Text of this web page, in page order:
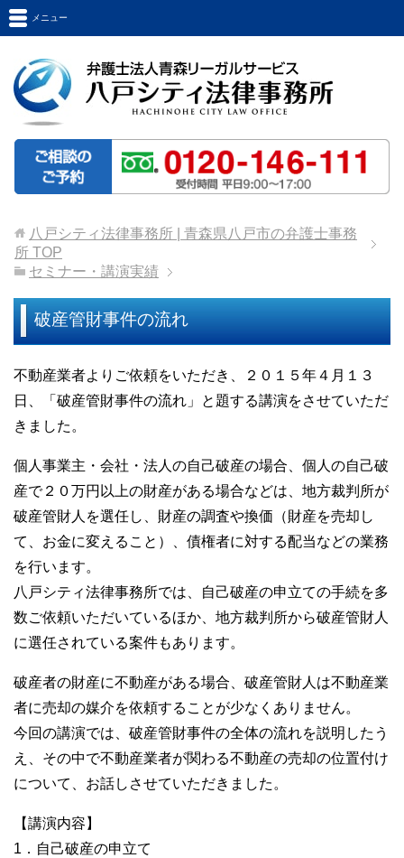
メニュー
八戸シティ法律事務所 | 青森県八戸市の弁護士事務
所 TOP
セミナー・講演実績
破産管財事件の流れ
不動産業者よりご依頼をいただき、２０１５年４月１３
日、「破産管財事件の流れ」と題する講演をさせていただ
きました。
個人事業主・会社・法人の自己破産の場合、個人の自己破
産で２０万円以上の財産がある場合などは、地方裁判所が
破産管財人を選任し、財産の調査や換価（財産を売却し
て、お金に変えること）、債権者に対する配当などの業務
を行います。
八戸シティ法律事務所では、自己破産の申立ての手続を多
数ご依頼いただいているほか、地方裁判所から破産管財人
に選任されている案件もあります。
破産者の財産に不動産がある場合、破産管財人は不動産業
者に売却の媒介を依頼することが少なくありません。
今回の講演では、破産管財事件の全体の流れを説明したう
え、その中で不動産業者が関わる不動産の売却の位置付け
について、お話しさせていただきました。
【講演内容】
1．自己破産の申立て